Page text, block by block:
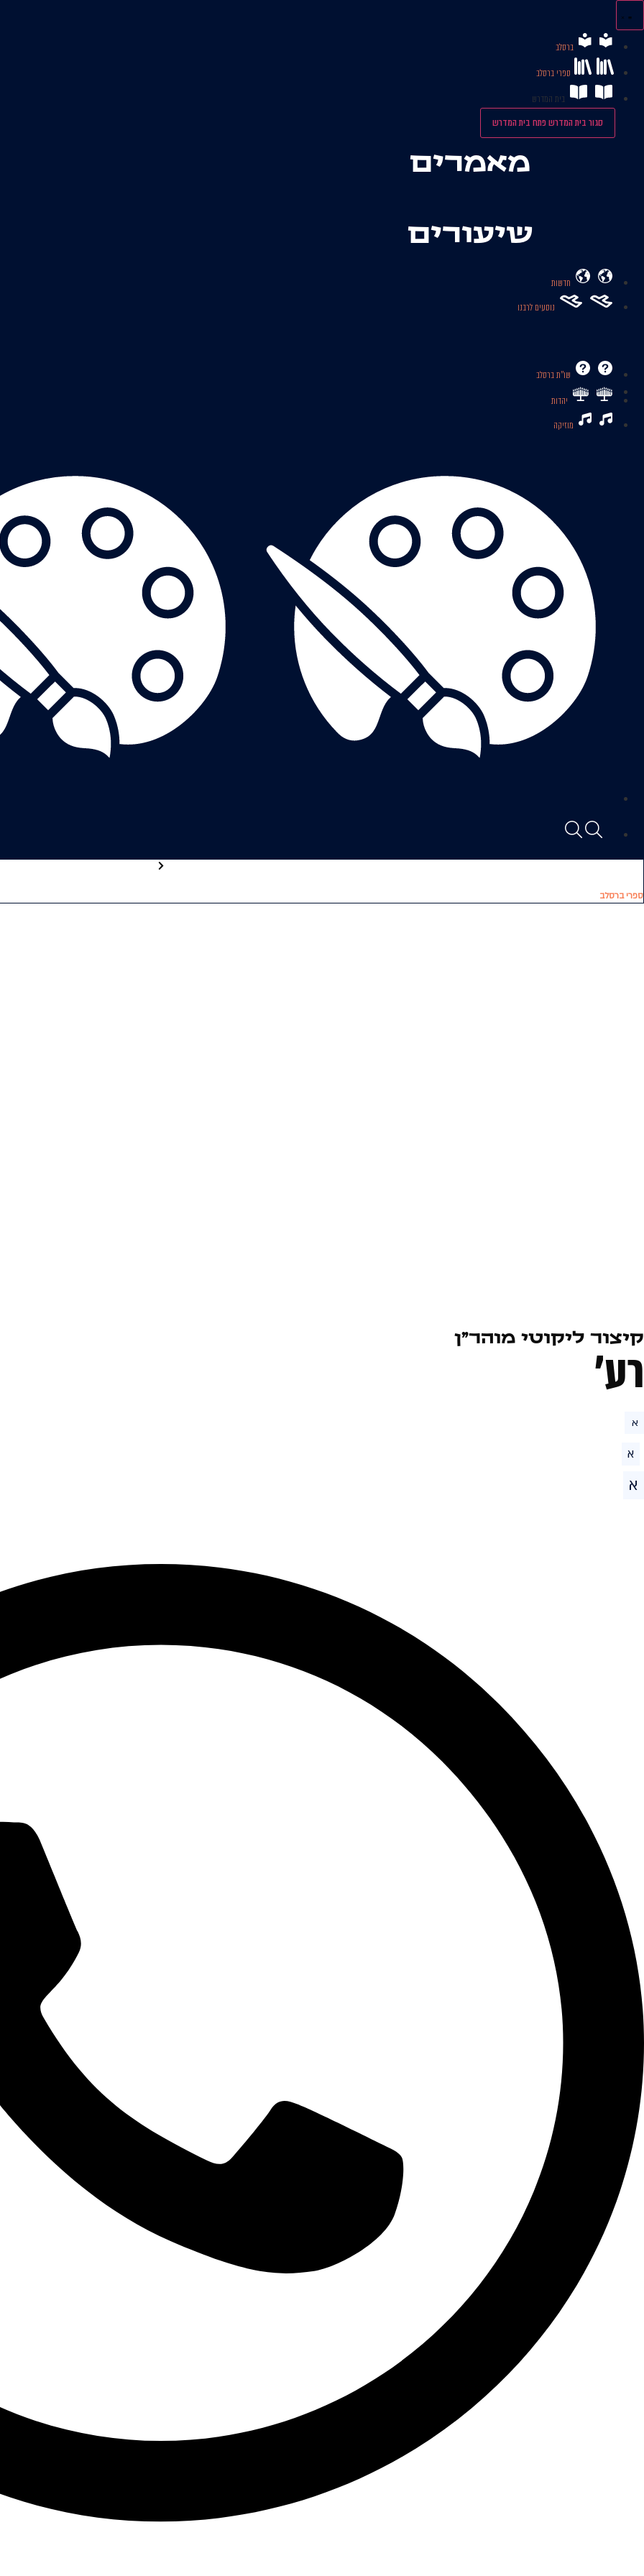
לתוכן
ברסלב
ספרי ברסלב
בית המדרש
סגור בית המדרשפתח בית המדרש
מאמרים
שיעורים
חדשות
נוסעים לרבנו
שו’’ת ברסלב
יהדות
מוזיקה
ספרי ברסלב
קיצור ליקוטי מוהר״ן
רע׳
א
א
א